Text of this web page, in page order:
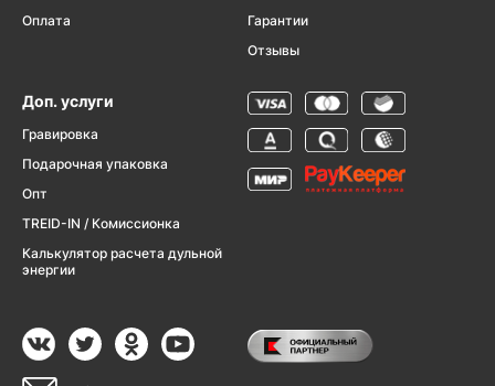
Оплата
Гарантии
Отзывы
Доп. услуги
Гравировка
Подарочная упаковка
Опт
TREID-IN / Комиссионка
Калькулятор расчета дульной
энергии